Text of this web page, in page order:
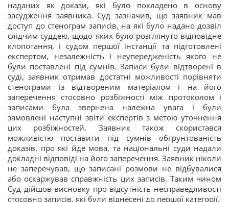
наданих як докази, які було покладено в основу
засудження заявника. Суд зазначив, що заявник мав
доступ до стенограм записів, на які було надано дозвіл
слідчим суддею, щодо яких було розглянуто відповідне
клопотання, і судом першої інстанції та підготовлені
експертом, незалежність і неупередженість якого не
були поставлені під сумнів. Записи були відтворені в
суді, заявник отримав достатні можливості порівняти
стенограми із відтвореним матеріалом і на його
заперечення стосовно розбіжності між протоколом і
записами була звернена належна увага і були
замовлені наступні звіти експертів з метою уточнення
цих розбіжностей. Заявник також скористався
можливістю поставити під сумнів обґрунтованість
доказів, про які йде мова, та національні суди надали
докладні відповіді на його заперечення. Заявник ніколи
не заперечував, що записані розмови не відбувалися
або оскаржував справжність цих записів. Таким чином
Суд дійшов висновку про відсутність несправедливості
стосовно записів, які були віднесені до першої категорії.